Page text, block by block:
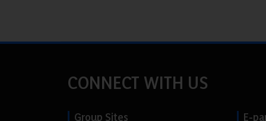
CONNECT WITH US
Group Sites E-